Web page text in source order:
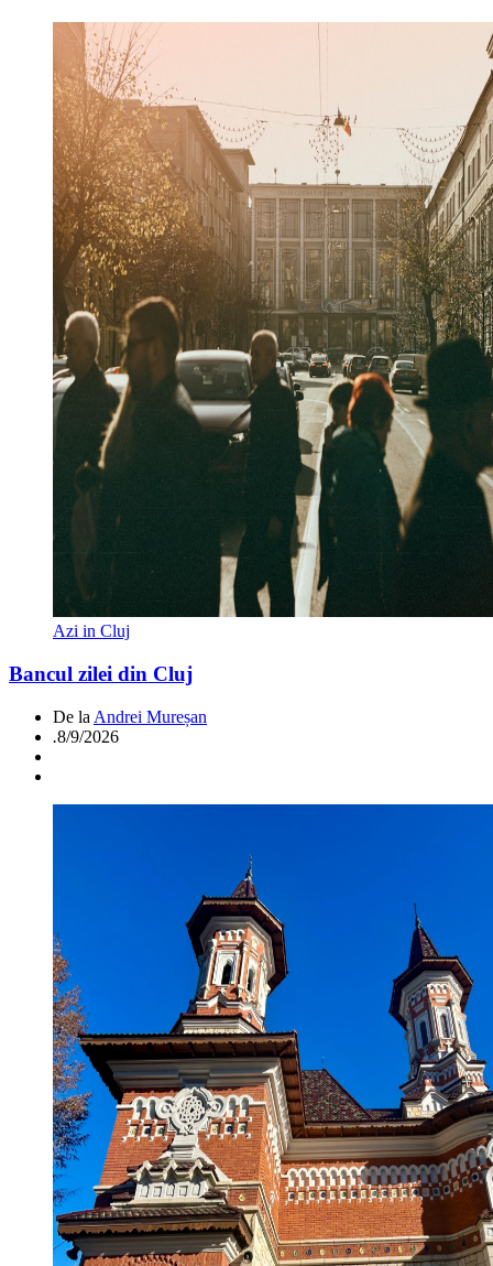
Azi in Cluj
Bancul zilei din Cluj
De la Andrei Mureșan
.8/9/2026